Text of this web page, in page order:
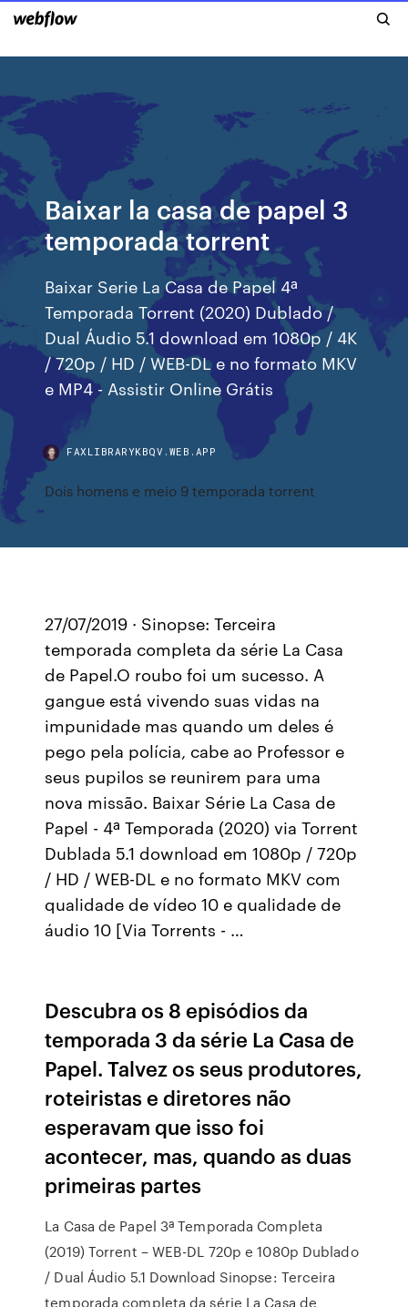
Baixar la casa de papel 3
temporada torrent
Baixar Serie La Casa de Papel 4ª
Temporada Torrent (2020) Dublado /
Dual Áudio 5.1 download em 1080p / 4K
/ 720p / HD / WEB-DL e no formato MKV
e MP4 - Assistir Online Grátis
FAXLIBRARYKBQV.WEB.APP
Dois homens e meio 9 temporada torrent
27/07/2019 · Sinopse: Terceira
temporada completa da série La Casa
de Papel.O roubo foi um sucesso. A
gangue está vivendo suas vidas na
impunidade mas quando um deles é
pego pela polícia, cabe ao Professor e
seus pupilos se reunirem para uma
nova missão. Baixar Série La Casa de
Papel - 4ª Temporada (2020) via Torrent
Dublada 5.1 download em 1080p / 720p
/ HD / WEB-DL e no formato MKV com
qualidade de vídeo 10 e qualidade de
áudio 10 [Via Torrents - …
Descubra os 8 episódios da
temporada 3 da série La Casa de
Papel. Talvez os seus produtores,
roteiristas e diretores não
esperavam que isso foi
acontecer, mas, quando as duas
primeiras partes
La Casa de Papel 3ª Temporada Completa
(2019) Torrent – WEB-DL 720p e 1080p Dublado
/ Dual Áudio 5.1 Download Sinopse: Terceira
temporada completa da série La Casa de